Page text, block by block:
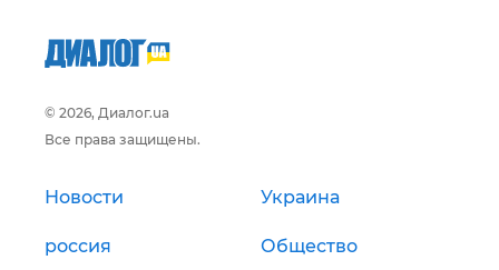
© 2026, Диалог.ua
Все права защищены.
Новости Украина
россия Общество